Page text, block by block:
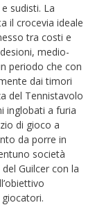
sudisti. La
il crocevia ideale
tra costi e
medio-
periodo che con
dai timori
del Tennistavolo
inglobati a furia
di gioco a
da porre in
società
Guilcer con la